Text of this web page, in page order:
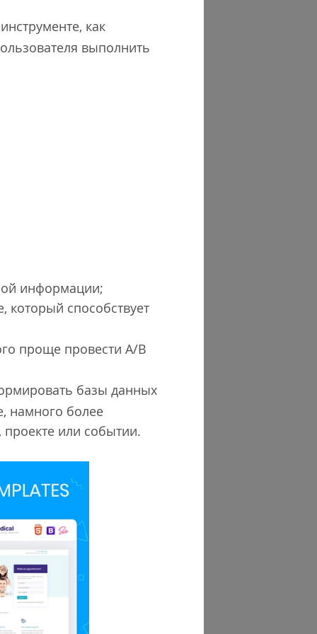
как
выполнить
информации;
который способствует
проще провести A/B
базы данных
намного более
или событии.